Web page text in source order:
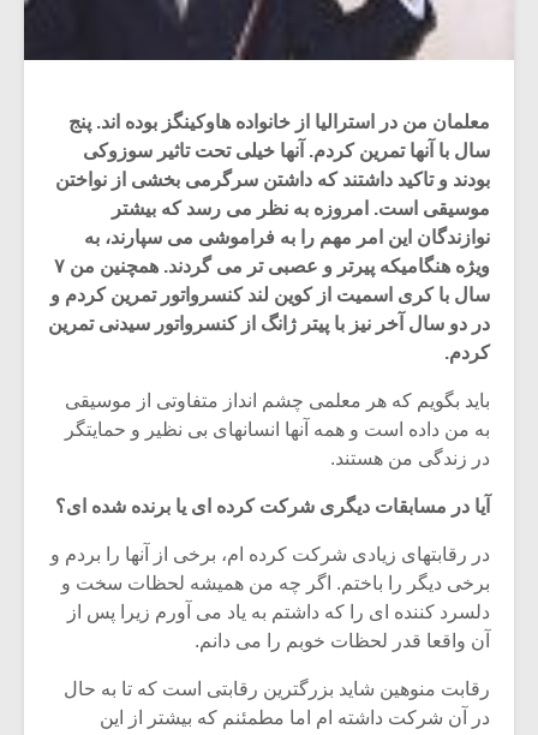
معلمان من در استرالیا از خانواده هاوکینگز بوده اند. پنج
سال با آنها تمرین کردم. آنها خیلی تحت تاثیر سوزوکی
بودند و تاکید داشتند که داشتن سرگرمی بخشی از نواختن
موسیقی است. امروزه به نظر می رسد که بیشتر
نوازندگان این امر مهم را به فراموشی می سپارند، به
وی‍‍ژه هنگامیکه پیرتر و عصبی تر می گردند. همچنین من ۷
سال با کری اسمیت از کوین لند کنسرواتور تمرین کردم و
در دو سال آخر نیز با پیتر ژانگ از کنسرواتور سیدنی تمرین
کردم.
باید بگویم که هر معلمی چشم انداز متفاوتی از موسیقی
به من داده است و همه آنها انسانهای بی نظیر و حمایتگر
در زندگی من هستند.
آیا در مسابقات دیگری شرکت کرده ای یا برنده شده ای؟
در رقابتهای زیادی شرکت کرده ام، برخی از آنها را بردم و
برخی دیگر را باختم. اگر چه من همیشه لحظات سخت و
دلسرد کننده ای را که داشتم به یاد می آورم زیرا پس از
آن واقعا قدر لحظات خوبم را می دانم.
رقابت منوهین شاید بزرگترین رقابتی است که تا به حال
در آن شرکت داشته ام اما مطمئنم که بیشتر از این